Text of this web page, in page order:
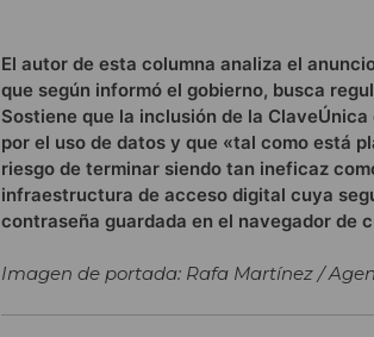
El autor de esta columna analiza el
que según informó el gobierno, busca
Sostiene que la inclusión de la
por el uso de datos y que «tal como está
riesgo de terminar siendo tan ineficaz
infraestructura de acceso digital cuya
contraseña guardada en el navegador de
Imagen de portada: Rafa Martínez /